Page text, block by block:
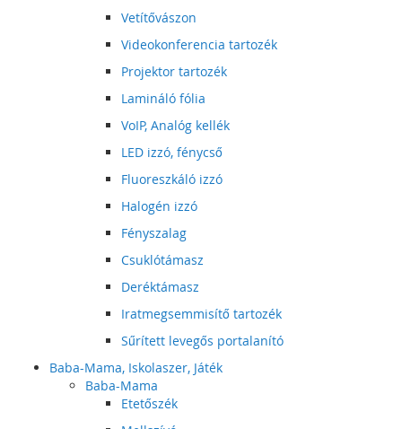
Vetítővászon
Videokonferencia tartozék
Projektor tartozék
Lamináló fólia
VoIP, Analóg kellék
LED izzó, fénycső
Fluoreszkáló izzó
Halogén izzó
Fényszalag
Csuklótámasz
Deréktámasz
Iratmegsemmisítő tartozék
Sűrített levegős portalanító
Baba-Mama, Iskolaszer, Játék
Baba-Mama
Etetőszék